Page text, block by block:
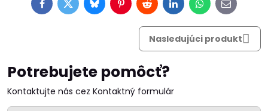
FacebookTwitterBlueskyPinterestRedditLinkedInWhatsApp
E-
mail
Nasledujúci produkt
Potrebujete pomôcť?
Kontaktujte nás cez Kontaktný formulár